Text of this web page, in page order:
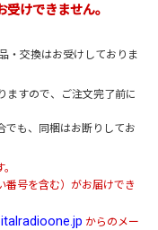
けできません。
・交換はお受けしておりま
ますので、ご注文完了前に
でも、同梱はお断りしてお
番号を含む）がお届けでき
からのメー